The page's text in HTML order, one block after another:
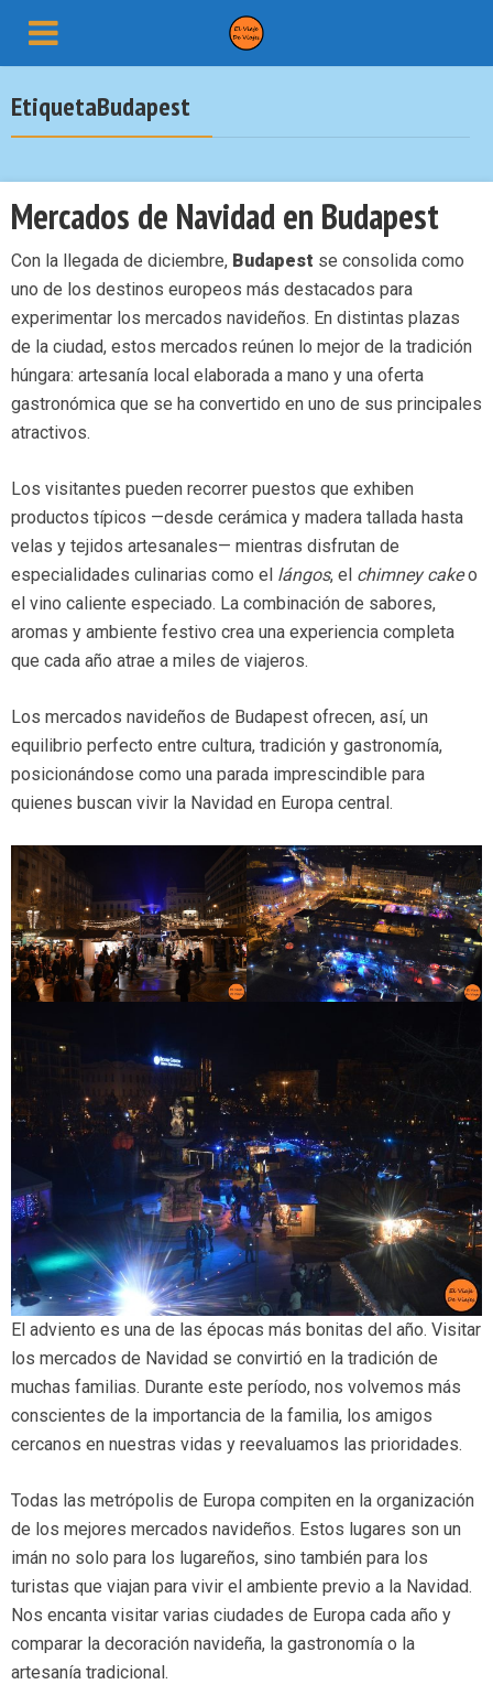
EtiquetaBudapest
Mercados de Navidad en Budapest
Con la llegada de diciembre, Budapest se consolida como
uno de los destinos europeos más destacados para
experimentar los mercados navideños. En distintas plazas
de la ciudad, estos mercados reúnen lo mejor de la tradición
húngara: artesanía local elaborada a mano y una oferta
gastronómica que se ha convertido en uno de sus principales
atractivos.
Los visitantes pueden recorrer puestos que exhiben
productos típicos —desde cerámica y madera tallada hasta
velas y tejidos artesanales— mientras disfrutan de
especialidades culinarias como el lángos, el chimney cakeo
el vino caliente especiado. La combinación de sabores,
aromas y ambiente festivo crea una experiencia completa
que cada año atrae a miles de viajeros.
Los mercados navideños de Budapest ofrecen, así, un
equilibrio perfecto entre cultura, tradición y gastronomía,
posicionándose como una parada imprescindible para
quienes buscan vivir la Navidad en Europa central.
El adviento es una de las épocas más bonitas del año. Visitar
los mercados de Navidad se convirtió en la tradición de
muchas familias. Durante este período, nos volvemos más
conscientes de la importancia de la familia, los amigos
cercanos en nuestras vidas y reevaluamos las prioridades.
Todas las metrópolis de Europa compiten en la organización
de los mejores mercados navideños. Estos lugares son un
imán no solo para los lugareños, sino también para los
turistas que viajan para vivir el ambiente previo a la Navidad.
Nos encanta visitar varias ciudades de Europa cada año y
comparar la decoración navideña, la gastronomía o la
artesanía tradicional.